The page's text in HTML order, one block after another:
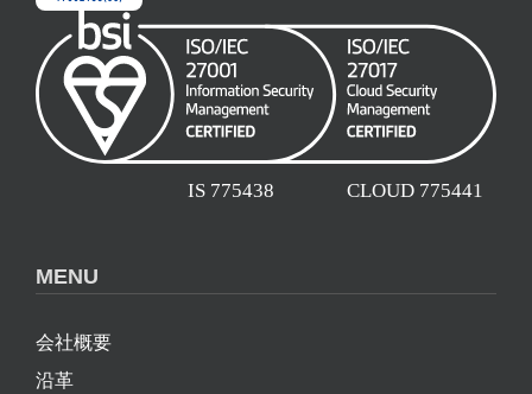
MENU
会社概要
沿革